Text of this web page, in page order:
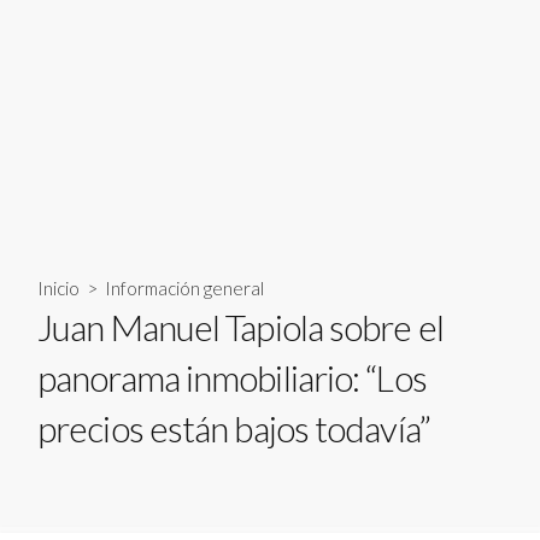
Inicio > Información general
Juan Manuel Tapiola sobre el
panorama inmobiliario: “Los
precios están bajos todavía”